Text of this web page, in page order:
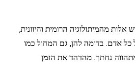
מהמיתולוגיה הרומית והיוונית,
כל אדם. בדומה להן, גם המחול כמו
נחתך. מהדהד את הזמן